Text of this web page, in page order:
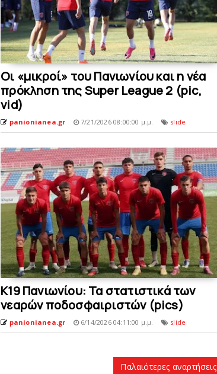
Οι «μικροί» του Πανιωνίου και η νέα
πρόκληση της Super League 2 (pic,
vid)
panionianea.gr 7/21/2026 08:00:00 μ.μ. slide
Κ19 Πανιωνίου: Τα στατιστικά των
νεαρών ποδοσφαιριστών (pics)
panionianea.gr 6/14/2026 04:11:00 μ.μ. slide
Παλαιότερες αναρτήσεις